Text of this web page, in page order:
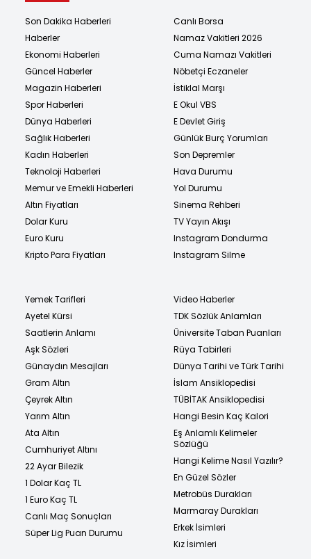
Son Dakika Haberleri
Haberler
Ekonomi Haberleri
Güncel Haberler
Magazin Haberleri
Spor Haberleri
Dünya Haberleri
Sağlık Haberleri
Kadın Haberleri
Teknoloji Haberleri
Memur ve Emekli Haberleri
Altın Fiyatları
Dolar Kuru
Euro Kuru
Kripto Para Fiyatları
Canlı Borsa
Namaz Vakitleri 2026
Cuma Namazı Vakitleri
Nöbetçi Eczaneler
İstiklal Marşı
E Okul VBS
E Devlet Giriş
Günlük Burç Yorumları
Son Depremler
Hava Durumu
Yol Durumu
Sinema Rehberi
TV Yayın Akışı
Instagram Dondurma
Instagram Silme
Yemek Tarifleri
Ayetel Kürsi
Saatlerin Anlamı
Aşk Sözleri
Günaydın Mesajları
Gram Altın
Çeyrek Altın
Yarım Altın
Ata Altın
Cumhuriyet Altını
22 Ayar Bilezik
1 Dolar Kaç TL
1 Euro Kaç TL
Canlı Maç Sonuçları
Süper Lig Puan Durumu
Video Haberler
TDK Sözlük Anlamları
Üniversite Taban Puanları
Rüya Tabirleri
Dünya Tarihi ve Türk Tarihi
İslam Ansiklopedisi
TÜBİTAK Ansiklopedisi
Hangi Besin Kaç Kalori
Eş Anlamlı Kelimeler
Sözlüğü
Hangi Kelime Nasıl Yazılır?
En Güzel Sözler
Metrobüs Durakları
Marmaray Durakları
Erkek İsimleri
Kız İsimleri